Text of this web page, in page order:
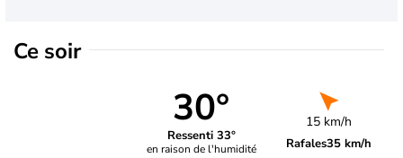
Ce soir
30°
Ressenti 33°
en raison de l'humidité
15 km/h
Rafales35 km/h